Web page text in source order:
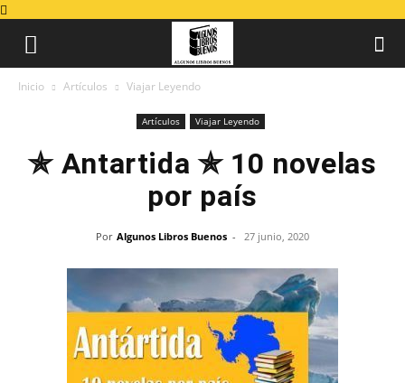
Inicio Artículos Viajar Leyendo
Artículos Viajar Leyendo
✯ Antartida ✯ 10 novelas
por país
Por Algunos Libros Buenos - 27 junio, 2020